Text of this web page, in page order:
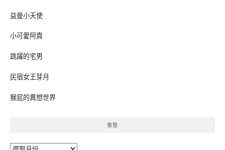
益曼小天使
小可愛阿貴
跳躍的宅男
民宿女王芽月
猴屁的異想世界
彙整
彙